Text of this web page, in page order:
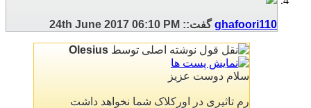
ghafoori110 گفت:: 24th June 2017 06:10 PM
نوشته اصلی توسط Olesius
سلام دوست عزیز
رم تاثیری در اورکلاک شما نخواهد داشت